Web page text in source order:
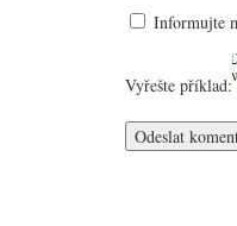
Informujte
Vyřešte příklad: